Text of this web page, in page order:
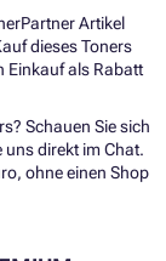
Artikel
dieses Toners
Einkauf als Rabatt
Schauen Sie sich
uns direkt im Chat.
ohne einen Shop